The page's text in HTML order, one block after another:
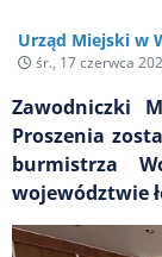
Urząd Miejski w
śr., 17 czerwca
Zawodniczki
Proszenia
burmistrza
województwie